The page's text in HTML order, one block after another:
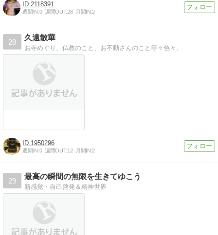
2118391
週間IN:0 週間OUT:28 月間IN:2
28
久遠散華
お寺めぐり、仏教のこと、お不動さんのこと等々色々。
1950296
週間IN:0 週間OUT:12 月間IN:2
29
最高の瞬間の無限を生きてゆこう
新感覚・自己啓発＆精神世界